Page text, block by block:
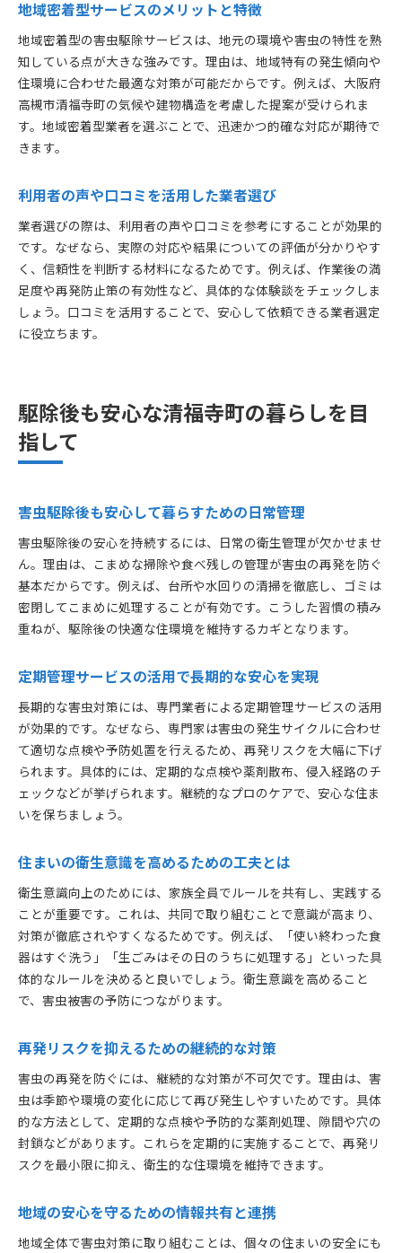
地域密着型サービスのメリットと特徴
地域密着型の害虫駆除サービスは、地元の環境や害虫の特性を熟
知している点が大きな強みです。理由は、地域特有の発生傾向や
住環境に合わせた最適な対策が可能だからです。例えば、大阪府
高槻市清福寺町の気候や建物構造を考慮した提案が受けられま
す。地域密着型業者を選ぶことで、迅速かつ的確な対応が期待で
きます。
利用者の声や口コミを活用した業者選び
業者選びの際は、利用者の声や口コミを参考にすることが効果的
です。なぜなら、実際の対応や結果についての評価が分かりやす
く、信頼性を判断する材料になるためです。例えば、作業後の満
足度や再発防止策の有効性など、具体的な体験談をチェックしま
しょう。口コミを活用することで、安心して依頼できる業者選定
に役立ちます。
駆除後も安心な清福寺町の暮らしを目
指して
害虫駆除後も安心して暮らすための日常管理
害虫駆除後の安心を持続するには、日常の衛生管理が欠かせませ
ん。理由は、こまめな掃除や食べ残しの管理が害虫の再発を防ぐ
基本だからです。例えば、台所や水回りの清掃を徹底し、ゴミは
密閉してこまめに処理することが有効です。こうした習慣の積み
重ねが、駆除後の快適な住環境を維持するカギとなります。
定期管理サービスの活用で長期的な安心を実現
長期的な害虫対策には、専門業者による定期管理サービスの活用
が効果的です。なぜなら、専門家は害虫の発生サイクルに合わせ
て適切な点検や予防処置を行えるため、再発リスクを大幅に下げ
られます。具体的には、定期的な点検や薬剤散布、侵入経路のチ
ェックなどが挙げられます。継続的なプロのケアで、安心な住ま
いを保ちましょう。
住まいの衛生意識を高めるための工夫とは
衛生意識向上のためには、家族全員でルールを共有し、実践する
ことが重要です。これは、共同で取り組むことで意識が高まり、
対策が徹底されやすくなるためです。例えば、「使い終わった食
器はすぐ洗う」「生ごみはその日のうちに処理する」といった具
体的なルールを決めると良いでしょう。衛生意識を高めること
で、害虫被害の予防につながります。
再発リスクを抑えるための継続的な対策
害虫の再発を防ぐには、継続的な対策が不可欠です。理由は、害
虫は季節や環境の変化に応じて再び発生しやすいためです。具体
的な方法として、定期的な点検や予防的な薬剤処理、隙間や穴の
封鎖などがあります。これらを定期的に実施することで、再発リ
スクを最小限に抑え、衛生的な住環境を維持できます。
地域の安心を守るための情報共有と連携
地域全体で害虫対策に取り組むことは、個々の住まいの安全にも